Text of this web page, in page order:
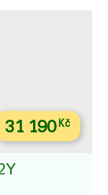
31 190Kč